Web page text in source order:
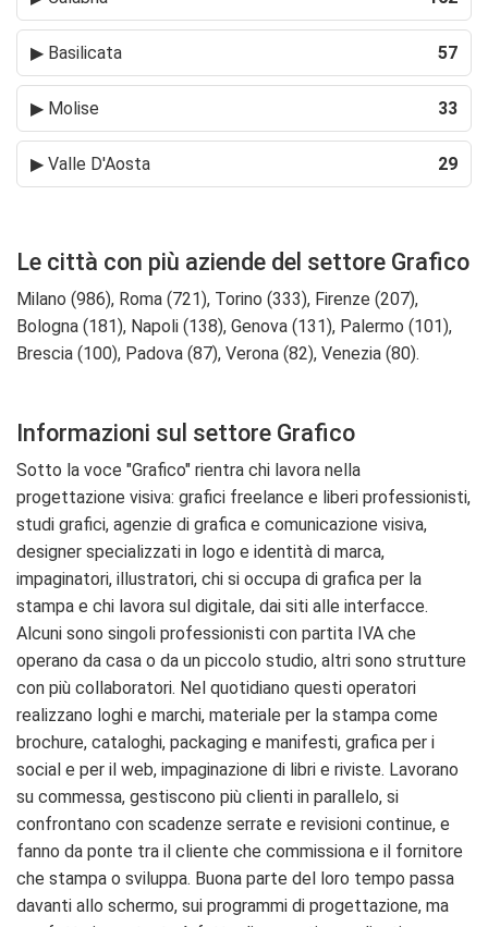
▶ Basilicata 57
▶ Molise 33
▶ Valle D'Aosta 29
Le città con più aziende del settore Grafico
Milano (986), Roma (721), Torino (333), Firenze (207),
Bologna (181), Napoli (138), Genova (131), Palermo (101),
Brescia (100), Padova (87), Verona (82), Venezia (80).
Informazioni sul settore Grafico
Sotto la voce "Grafico" rientra chi lavora nella
progettazione visiva: grafici freelance e liberi professionisti,
studi grafici, agenzie di grafica e comunicazione visiva,
designer specializzati in logo e identità di marca,
impaginatori, illustratori, chi si occupa di grafica per la
stampa e chi lavora sul digitale, dai siti alle interfacce.
Alcuni sono singoli professionisti con partita IVA che
operano da casa o da un piccolo studio, altri sono strutture
con più collaboratori. Nel quotidiano questi operatori
realizzano loghi e marchi, materiale per la stampa come
brochure, cataloghi, packaging e manifesti, grafica per i
social e per il web, impaginazione di libri e riviste. Lavorano
su commessa, gestiscono più clienti in parallelo, si
confrontano con scadenze serrate e revisioni continue, e
fanno da ponte tra il cliente che commissiona e il fornitore
che stampa o sviluppa. Buona parte del loro tempo passa
davanti allo schermo, sui programmi di progettazione, ma